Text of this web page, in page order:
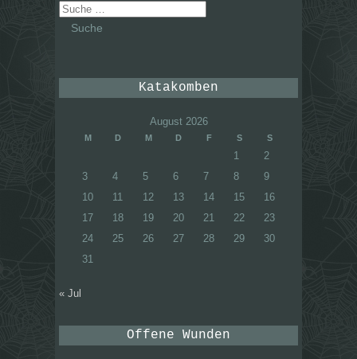
Suche
nach:
Katakomben
August 2026
M D M D F S S
1
2
3
4 5 6 7 8
9
10
11 12 13 14 15
16
17
18 19 20 21 22
23
24
25 26 27 28 29
30
31
« Jul
Offene Wunden